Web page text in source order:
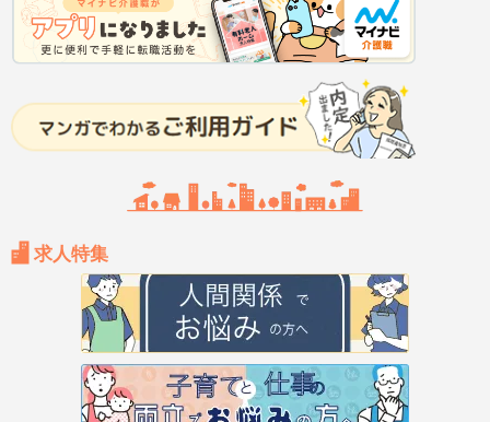
求人特集